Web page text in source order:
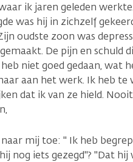
ik jaren geleden
was hij in zichzelf
oudste zoon was
De pijn en schuld
niet goed gedaan, wat
aan het werk. Ik heb
dat ik van ze hield.
mij toe: " Ik heb
nog iets gezegd"? "Dat